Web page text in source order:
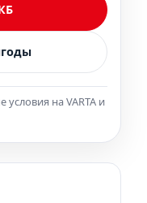
на VARTA и